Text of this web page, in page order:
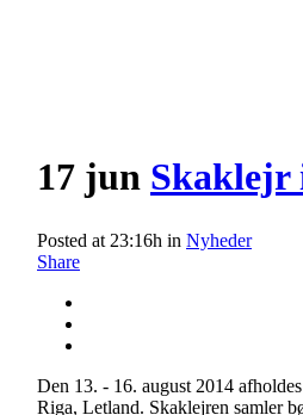
17 jun Skaklejr
Posted at 23:16h in Nyheder
Share
Den 13. - 16. august 2014
Riga, Letland. Skaklejren samler